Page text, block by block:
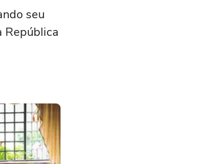
seu
República